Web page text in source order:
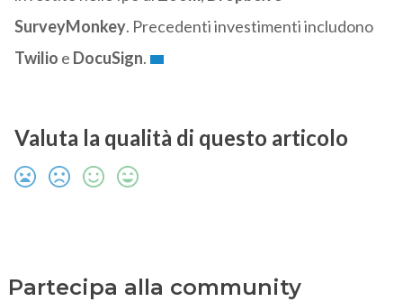
SurveyMonkey. Precedenti investimenti includono
Twilio e DocuSign.
Valuta la qualità di questo articolo
Partecipa alla community